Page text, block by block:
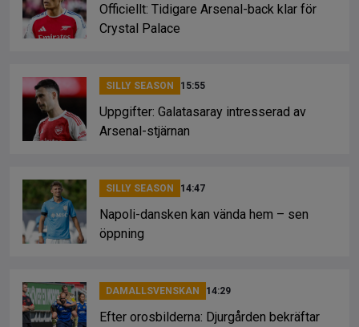
Officiellt: Tidigare Arsenal-back klar för
Crystal Palace
SILLY SEASON 15:55
Uppgifter: Galatasaray intresserad av
Arsenal-stjärnan
SILLY SEASON 14:47
Napoli-dansken kan vända hem – sen
öppning
DAMALLSVENSKAN 14:29
Efter orosbilderna: Djurgården bekräftar